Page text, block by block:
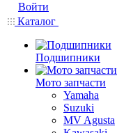
Войти
Каталог
Подшипники
Мото запчасти
Yamaha
Suzuki
MV Agusta